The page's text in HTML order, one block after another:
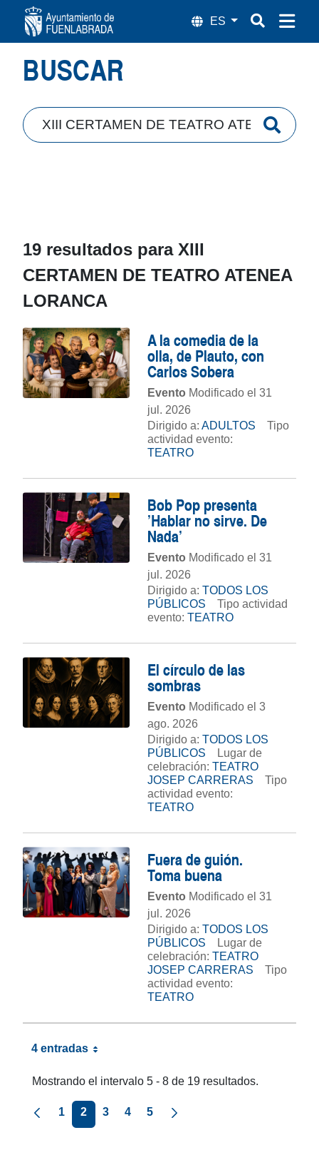
Búsqueda
BUSCAR
19 resultados para XIII
CERTAMEN DE TEATRO ATENEA
LORANCA
A la comedia de la
olla, de Plauto, con
Carlos Sobera
Evento Modificado el 31
jul. 2026
Dirigido a: ADULTOS
Tipo
actividad evento:
TEATRO
Bob Pop presenta
'Hablar no sirve. De
Nada'
Evento Modificado el 31
jul. 2026
Dirigido a: TODOS LOS
PÚBLICOS
Tipo actividad
evento: TEATRO
El círculo de las
sombras
Evento Modificado el 3
ago. 2026
Dirigido a: TODOS LOS
PÚBLICOS
Lugar de
celebración: TEATRO
JOSEP CARRERAS
Tipo
actividad evento:
TEATRO
Fuera de guión.
Toma buena
Evento Modificado el 31
jul. 2026
Dirigido a: TODOS LOS
PÚBLICOS
Lugar de
celebración: TEATRO
JOSEP CARRERAS
Tipo
actividad evento:
TEATRO
4 entradas
Mostrando el intervalo 5 - 8 de 19 resultados.
Página anterior
1 2 3 4 5